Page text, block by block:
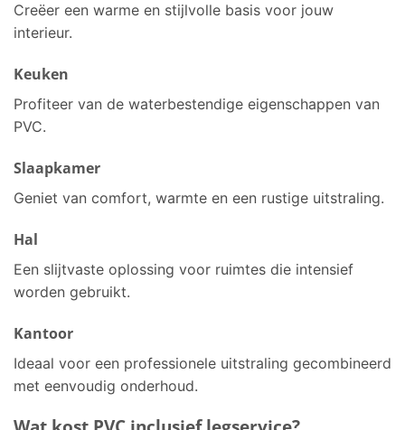
Creëer een warme en stijlvolle basis voor jouw
interieur.
Keuken
Profiteer van de waterbestendige eigenschappen van
PVC.
Slaapkamer
Geniet van comfort, warmte en een rustige uitstraling.
Hal
Een slijtvaste oplossing voor ruimtes die intensief
worden gebruikt.
Kantoor
Ideaal voor een professionele uitstraling gecombineerd
met eenvoudig onderhoud.